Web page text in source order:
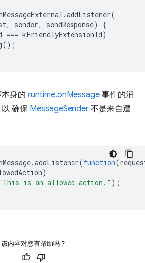
.addListener(
, sender, sendResponse)
{
=== kFriendlyExtensionId)
();
身的 runtime.onMessage 事件的消
确保 MessageSender 不是来自遭
.addListener(function(
)
"This is an allowed action." );
该内容对您有帮助吗？